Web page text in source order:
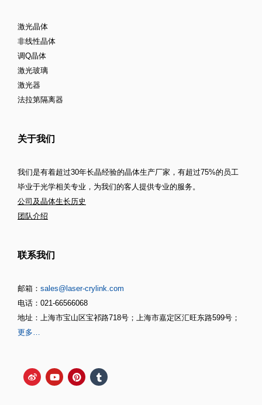
激光晶体
非线性晶体
调Q晶体
激光玻璃
激光器
法拉第隔离器
关于我们
我们是有着超过30年长晶经验的晶体生产厂家，有超过75%的员工
毕业于光学相关专业，为我们的客人提供专业的服务。
公司及晶体生长历史
团队介绍
联系我们
邮箱： sales@laser-crylink.com
电话：021-66566068
地址：上海市宝山区宝祁路718号；上海市嘉定区汇旺东路599号；
更多…